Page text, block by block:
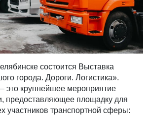
состоится Выставка
города. Дороги. Логистика».
это крупнейшее мероприятие
предоставляющее площадку для
участников транспортной сферы: